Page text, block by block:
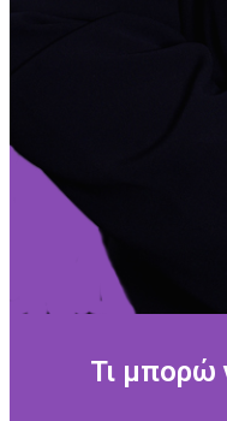
Τι μπορώ